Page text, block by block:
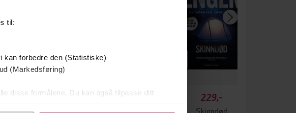
til:
kan forbedre den (Statistiske)
(Markedsføring)
disse formålene. Du kan også tilpasse ditt
helst trekke tilbake eller endre ditt samtykke.
249,-
Ingen
229,-
Skinndød